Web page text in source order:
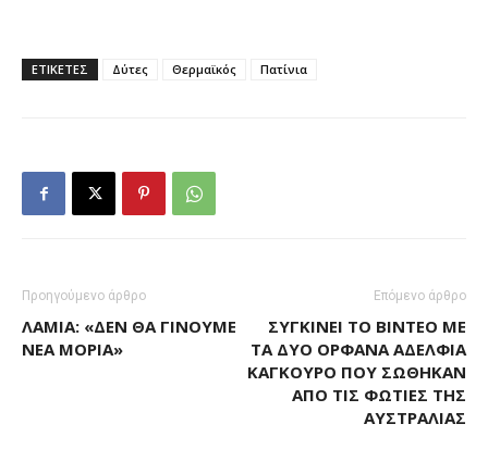
ΕΤΙΚΕΤΕΣ Δύτες Θερμαϊκός Πατίνια
Προηγούμενο άρθρο
ΛΑΜΊΑ: «ΔΕΝ ΘΑ ΓΊΝΟΥΜΕ
ΝΈΑ ΜΌΡΙΑ»
Επόμενο άρθρο
ΣΥΓΚΙΝΕΊ ΤΟ ΒΊΝΤΕΟ ΜΕ
ΤΑ ΔΎΟ ΟΡΦΑΝΆ ΑΔΈΛΦΙΑ
ΚΑΓΚΟΥΡΌ ΠΟΥ ΣΏΘΗΚΑΝ
ΑΠΌ ΤΙΣ ΦΩΤΙΈΣ ΤΗΣ
ΑΥΣΤΡΑΛΊΑΣ